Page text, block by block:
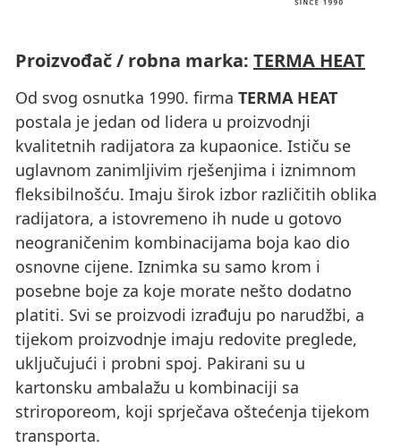
Proizvođač / robna marka: TERMA HEAT
Od svog osnutka 1990. firma TERMA HEAT
postala je jedan od lidera u proizvodnji
kvalitetnih radijatora za kupaonice. Ističu se
uglavnom zanimljivim rješenjima i iznimnom
fleksibilnošću. Imaju širok izbor različitih oblika
radijatora, a istovremeno ih nude u gotovo
neograničenim kombinacijama boja kao dio
osnovne cijene. Iznimka su samo krom i
posebne boje za koje morate nešto dodatno
platiti. Svi se proizvodi izrađuju po narudžbi, a
tijekom proizvodnje imaju redovite preglede,
uključujući i probni spoj. Pakirani su u
kartonsku ambalažu u kombinaciji sa
striroporeom, koji sprječava oštećenja tijekom
transporta.